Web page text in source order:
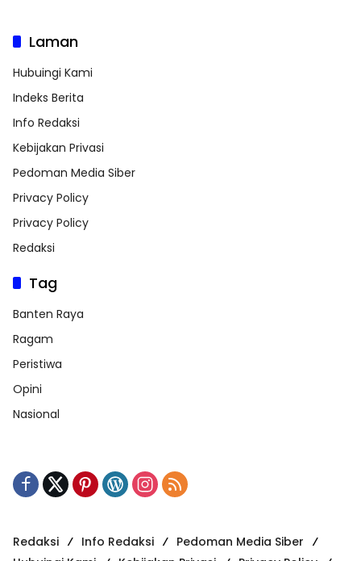
Laman
Hubuingi Kami
Indeks Berita
Info Redaksi
Kebijakan Privasi
Pedoman Media Siber
Privacy Policy
Privacy Policy
Redaksi
Tag
Banten Raya
Ragam
Peristiwa
Opini
Nasional
Redaksi Info Redaksi
Pedoman Media Siber